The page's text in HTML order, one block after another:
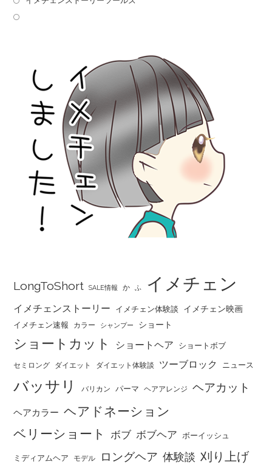
LongToShort SALE情報 か ふ イメチェン
イメチェンストーリー イメチェン体験談 イメチェン映画
イメチェン速報 カラー シャンプー ショート
ショートカット ショートヘア ショートボブ
セミロング ダイエット ダイエット体験談 ツーブロック ニュース
バッサリ バリカン パーマ ヘアアレンジ ヘアカット
ヘアカラー ヘアドネーション
ベリーショート
ボブ ボブヘア ボーイッシュ
ミディアムヘア モデル ロングヘア 体験談 刈り上げ